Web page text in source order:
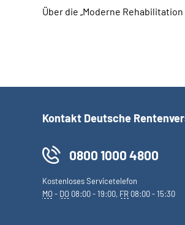
Über die „Moderne
Kontakt Deutsche
0800 1000 4800
Kostenloses Servicetelefon
MO- DO 08:00 - 19:00, FR 08:00 - 15:30